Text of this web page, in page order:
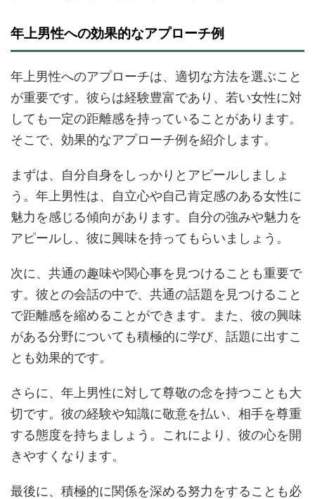
年上男性への効果的なアプローチ例
年上男性へのアプローチは、適切な方法を選ぶこと
が重要です。彼らは経験豊富であり、若い女性に対
しても一定の距離感を持っていることがあります。
そこで、効果的なアプローチ例を紹介します。
まずは、自分自身をしっかりとアピールしましょ
う。年上男性は、自立心や自己肯定感のある女性に
魅力を感じる傾向があります。自分の強みや魅力を
アピールし、彼に興味を持ってもらいましょう。
次に、共通の趣味や関心事を見つけることも重要で
す。彼との会話の中で、共通の話題を見つけること
で距離感を縮めることができます。また、彼の興味
がある分野についても積極的に学び、話題に出すこ
とも効果的です。
さらに、年上男性に対して尊敬の念を持つことも大
切です。彼の経験や知識に敬意を払い、相手を尊重
する態度を持ちましょう。これにより、彼の心を開
きやすくなります。
最後に、積極的に関係を深める努力をすることも必